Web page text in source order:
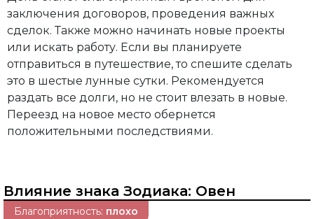
заключения договоров, проведения важных
сделок. Также можно начинать новые проекты
или искать работу. Если вы планируете
отправиться в путешествие, то спешите сделать
это в шестые лунные сутки. Рекомендуется
раздать все долги, но не стоит влезать в новые.
Переезд на новое место обернется
положительными последствиями.
Влияние знака Зодиака: Овен
Благоприятность: плохо